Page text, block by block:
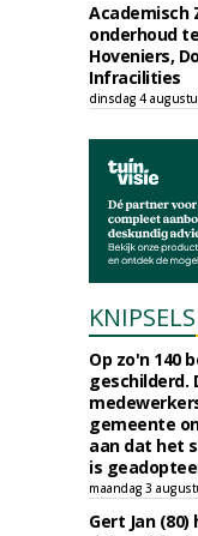
Academisch
onderhoud
Hoveniers,
Infracilities
dinsdag 4
KNIPSELS
Op zo'n 140
geschilderd.
gemeente
aan dat het
is
maandag 3
Gert Jan